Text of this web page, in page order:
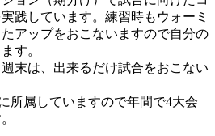
践しています。練習時もウォーミ
アップをおこないますので自分の
す。
末は、出来るだけ試合をおこない
所属していますので年間で4大会